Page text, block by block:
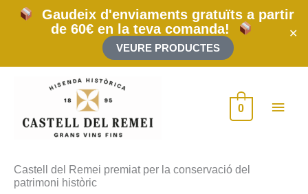
Gaudeix d'enviaments gratuïts a partir
de 60€ en la teva comanda!
VEURE PRODUCTES
✕
0
Castell del Remei premiat per la conservació del
patrimoni històric